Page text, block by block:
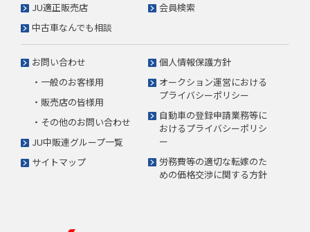
JU適正販売店
会員検索
中古車なんでも相談
お問い合わせ
・一般のお客様用
・販売店の皆様用
・その他のお問い合わせ
JU中販連グループ一覧
サイトマップ
個人情報保護方針
オークション運営における
プライバシーポリシー
自動車の登録申請業務等に
おけるプライバシーポリシ
ー
労務費等の適切な転嫁のた
めの価格交渉に関する方針